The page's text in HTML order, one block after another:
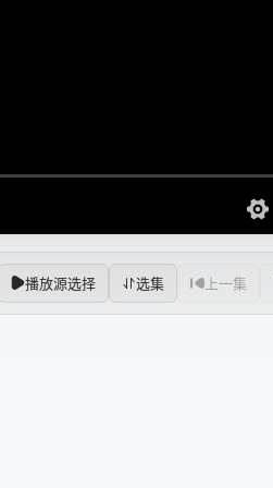
播放源选择 选集 上一集